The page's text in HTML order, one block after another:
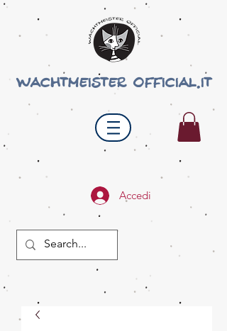
wachtmeister official.it
Accedi